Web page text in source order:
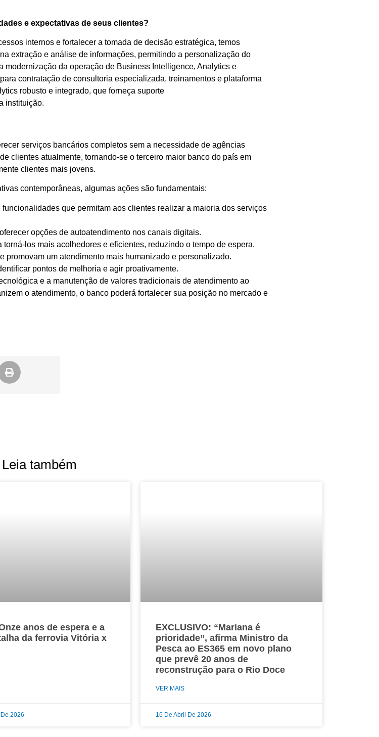
e expectativas de seus clientes?
internos e fortalecer a tomada de decisão estratégica, temos
extração e análise de informações, permitindo a personalização do
da operação de Business Intelligence, Analytics e
contratação de consultoria especializada, treinamentos e plataforma
robusto e integrado, que forneça suporte
instituição.
serviços bancários completos sem a necessidade de agências
clientes atualmente, tornando-se o terceiro maior banco do país em
clientes mais jovens.
contemporâneas, algumas ações são fundamentais:
que permitam aos clientes realizar a maioria dos serviços
opções de autoatendimento nos canais digitais.
torná-los mais acolhedores e eficientes, reduzindo o tempo de espera.
promovam um atendimento mais humanizado e personalizado.
pontos de melhoria e agir proativamente.
e a manutenção de valores tradicionais de atendimento ao
o atendimento, o banco poderá fortalecer sua posição no mercado e
Leia também
anos de espera e a
da ferrovia Vitória x
2026
EXCLUSIVO: “Mariana é
prioridade”, afirma Ministro da
Pesca ao ES365 em novo plano
que prevê 20 anos de
reconstrução para o Rio Doce
VER MAIS
16 De Abril De 2026